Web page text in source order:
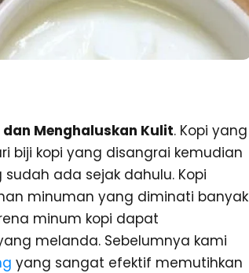
Menghaluskan Kulit. Kopi yang
biji kopi yang disangrai kemudian
ada sejak dahulu. Kopi
minuman yang diminati banyak
minum kopi dapat
melanda. Sebelumnya kami
yang sangat efektif memutihkan